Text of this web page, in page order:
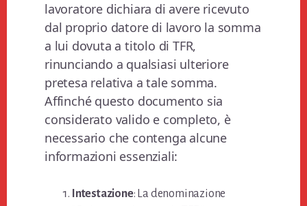
lavoratore dichiara di avere ricevuto
dal proprio datore di lavoro la somma
a lui dovuta a titolo di TFR,
rinunciando a qualsiasi ulteriore
pretesa relativa a tale somma.
Affinché questo documento sia
considerato valido e completo, è
necessario che contenga alcune
informazioni essenziali:
Intestazione: La denominazione